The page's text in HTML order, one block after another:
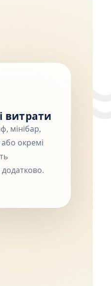
витрати
мінібар,
окремі